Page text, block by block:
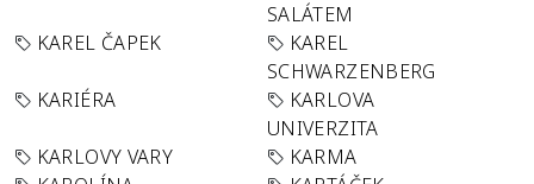
SALÁTEM
KAREL ČAPEK
KAREL
SCHWARZENBERG
KARIÉRA
KARLOVA
UNIVERZITA
KARLOVY VARY
KARMA